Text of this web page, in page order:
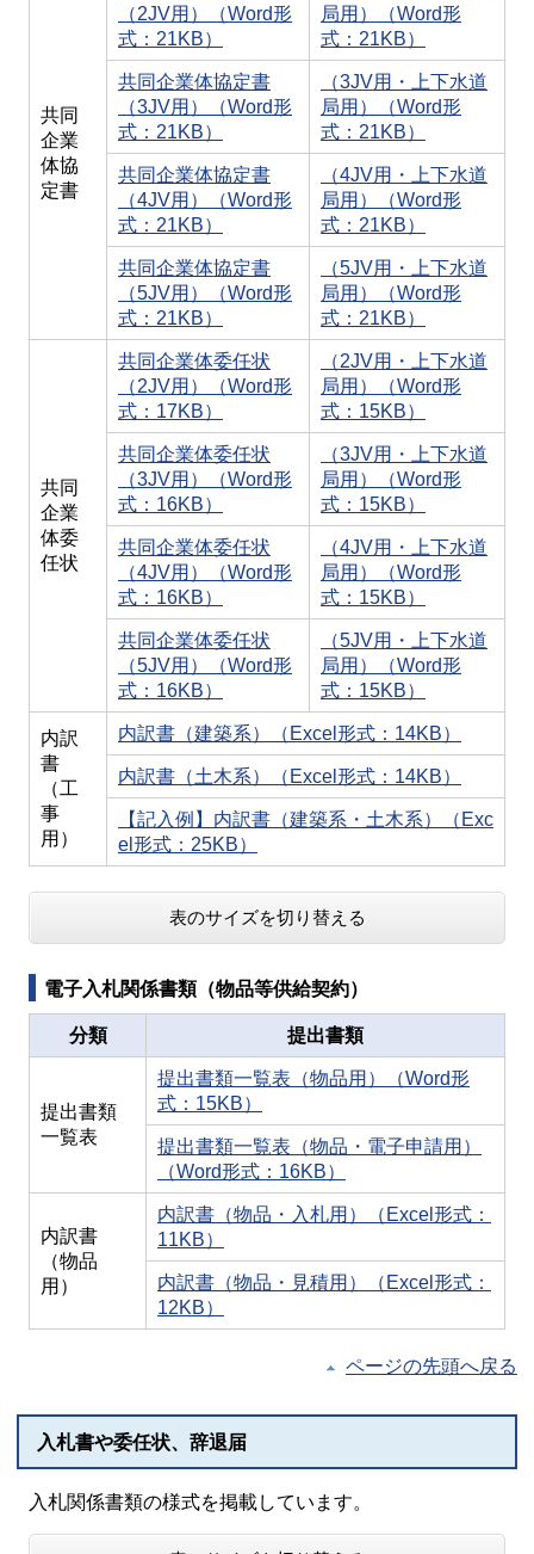
共同
企業
体協
定書
（2JV用）（Word形
式：21KB）
局用）（Word形
式：21KB）
共同企業体協定書
（3JV用）（Word形
式：21KB）
（3JV用・上下水道
局用）（Word形
式：21KB）
共同企業体協定書
（4JV用）（Word形
式：21KB）
（4JV用・上下水道
局用）（Word形
式：21KB）
共同企業体協定書
（5JV用）（Word形
式：21KB）
（5JV用・上下水道
局用）（Word形
式：21KB）
共同
企業
体委
任状
共同企業体委任状
（2JV用）（Word形
式：17KB）
（2JV用・上下水道
局用）（Word形
式：15KB）
共同企業体委任状
（3JV用）（Word形
式：16KB）
（3JV用・上下水道
局用）（Word形
式：15KB）
共同企業体委任状
（4JV用）（Word形
式：16KB）
（4JV用・上下水道
局用）（Word形
式：15KB）
共同企業体委任状
（5JV用）（Word形
式：16KB）
（5JV用・上下水道
局用）（Word形
式：15KB）
内訳
書
（工
事
用）
内訳書（建築系）（Excel形式：14KB）
内訳書（土木系）（Excel形式：14KB）
【記入例】内訳書（建築系・土木系）（Exc
el形式：25KB）
表のサイズを切り替える
電子入札関係書類（物品等供給契約）
分類 提出書類
提出書類
一覧表
提出書類一覧表（物品用）（Word形
式：15KB）
提出書類一覧表（物品・電子申請用）
（Word形式：16KB）
内訳書
（物品
用）
内訳書（物品・入札用）（Excel形式：
11KB）
内訳書（物品・見積用）（Excel形式：
12KB）
ページの先頭へ戻る
入札書や委任状、辞退届
入札関係書類の様式を掲載しています。